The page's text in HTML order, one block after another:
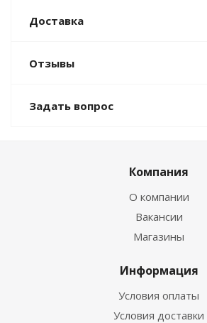
Доставка
Отзывы
Задать вопрос
Компания
О компании
Вакансии
Магазины
Информация
Условия оплаты
Условия доставки